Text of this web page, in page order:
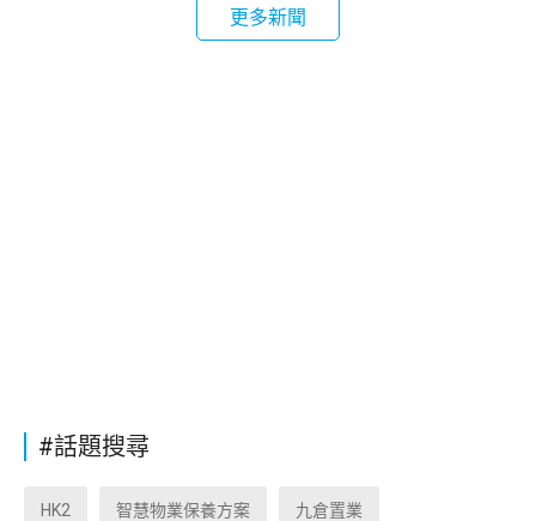
更多新聞
#話題搜尋
HK2 智慧物業保養方案 九倉置業